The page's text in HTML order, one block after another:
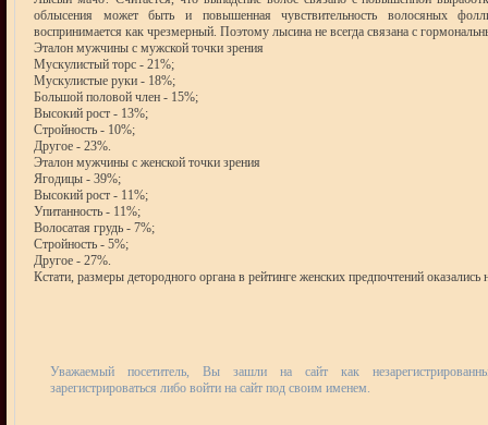
облысения может быть и повышенная чувствительность волосяных
воспринимается как чрезмерный. Поэтому лысина не всегда связана с
Эталон мужчины с мужской точки зрения
Мускулистый торс - 21%;
Мускулистые руки - 18%;
Большой половой член - 15%;
Высокий рост - 13%;
Стройность - 10%;
Другое - 23%.
Эталон мужчины с женской точки зрения
Ягодицы - 39%;
Высокий рост - 11%;
Упитанность - 11%;
Волосатая грудь - 7%;
Стройность - 5%;
Другое - 27%.
Кстати, размеры детородного органа в рейтинге женских предпочтений оказались
Уважаемый посетитель, Вы зашли на сайт как
зарегистрироваться либо войти на сайт под своим именем.